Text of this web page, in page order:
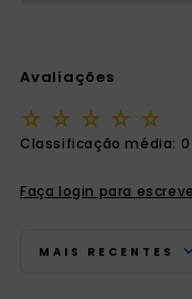
Avaliações
☆ ☆ ☆ ☆ ☆
Classificação média: 0
Faça login para
MAIS RECENTES